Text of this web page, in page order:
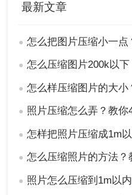
最新文章
● 怎么把图片压缩小一点？
● 怎么压缩图片200k以下
● 怎么样压缩图片的大小
● 照片压缩怎么弄？教你
● 怎样把照片压缩成1m以内
● 怎么压缩照片的方法？
● 照片怎么压缩到1m以